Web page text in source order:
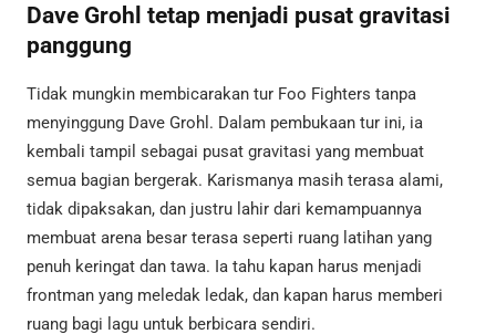
Dave Grohl tetap menjadi pusat gravitasi
panggung
Tidak mungkin membicarakan tur Foo Fighters tanpa
menyinggung Dave Grohl. Dalam pembukaan tur ini, ia
kembali tampil sebagai pusat gravitasi yang membuat
semua bagian bergerak. Karismanya masih terasa alami,
tidak dipaksakan, dan justru lahir dari kemampuannya
membuat arena besar terasa seperti ruang latihan yang
penuh keringat dan tawa. Ia tahu kapan harus menjadi
frontman yang meledak ledak, dan kapan harus memberi
ruang bagi lagu untuk berbicara sendiri.